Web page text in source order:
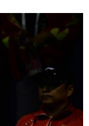
无人机
新华广播